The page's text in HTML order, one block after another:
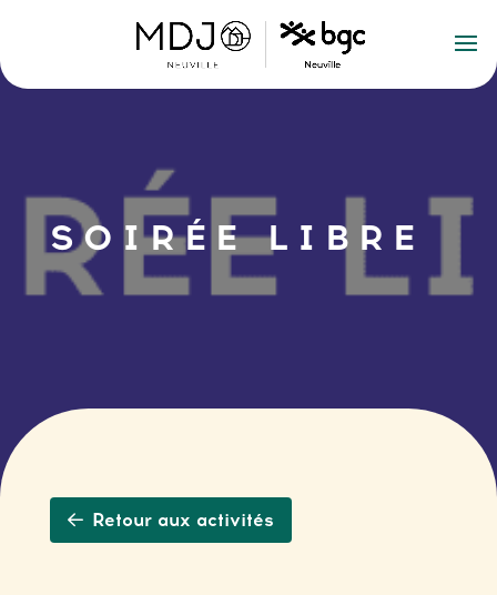
SOIRÉE LIBRE
Retour aux activités